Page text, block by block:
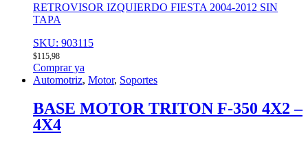
RETROVISOR IZQUIERDO FIESTA 2004-2012 SIN
TAPA
SKU: 903115
$115,98
Comprar ya
Automotriz, Motor, Soportes
BASE MOTOR TRITON F-350 4X2 –
4X4